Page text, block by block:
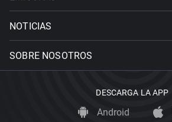
NOTICIAS
SOBRE NOSOTROS
DESCARGA LA APP
Android